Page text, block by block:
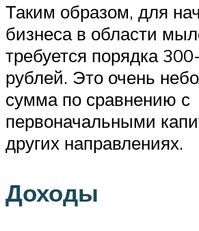
Таким образом, для
бизнеса в области
требуется порядка
рублей. Это очень
сумма по сравнению с
первоначальными
других направлениях.
Доходы